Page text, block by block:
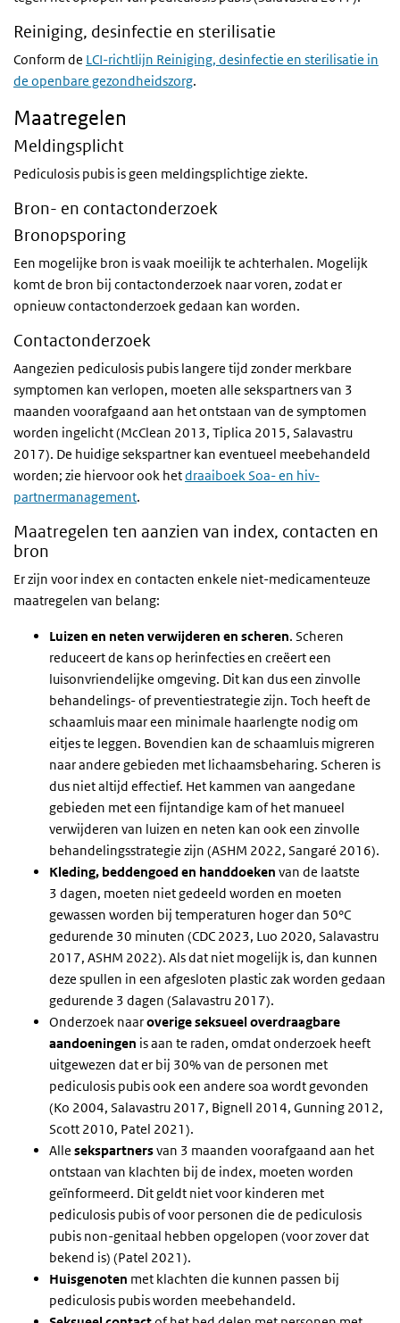
Reiniging, desinfectie en sterilisatie
Conform de LCI-richtlijn Reiniging, desinfectie en sterilisatie in
de openbare gezondheidszorg.
Maatregelen
Meldingsplicht
Pediculosis pubis is geen meldingsplichtige ziekte.
Bron- en contactonderzoek
Bronopsporing
Een mogelijke bron is vaak moeilijk te achterhalen. Mogelijk
komt de bron bij contactonderzoek naar voren, zodat er
opnieuw contactonderzoek gedaan kan worden.
Contactonderzoek
Aangezien pediculosis pubis langere tijd zonder merkbare
symptomen kan verlopen, moeten alle sekspartners van 3
maanden voorafgaand aan het ontstaan van de symptomen
worden ingelicht (McClean 2013, Tiplica 2015, Salavastru
2017). De huidige sekspartner kan eventueel meebehandeld
worden; zie hiervoor ook hetdraaiboek Soa- en hiv-
partnermanagement.
Maatregelen ten aanzien van index, contacten en
bron
Er zijn voor index en contacten enkele niet-medicamenteuze
maatregelen van belang:
Luizen en neten verwijderen en scheren. Scheren
reduceert de kans op herinfecties en creëert een
luisonvriendelijke omgeving. Dit kan dus een zinvolle
behandelings- of preventiestrategie zijn. Toch heeft de
schaamluis maar een minimale haarlengte nodig om
eitjes te leggen. Bovendien kan de schaamluis migreren
naar andere gebieden met lichaamsbeharing. Scheren is
dus niet altijd effectief. Het kammen van aangedane
gebieden met een fijntandige kam of het manueel
verwijderen van luizen en neten kan ook een zinvolle
behandelingsstrategie zijn (ASHM 2022, Sangaré 2016).
Kleding, beddengoed en handdoeken van de laatste
3 dagen, moeten niet gedeeld worden en moeten
gewassen worden bij temperaturen hoger dan 50°C
gedurende 30 minuten (CDC 2023, Luo 2020, Salavastru
2017, ASHM 2022). Als dat niet mogelijk is, dan kunnen
deze spullen in een afgesloten plastic zak worden gedaan
gedurende 3 dagen (Salavastru 2017).
Onderzoek naaroverige seksueel overdraagbare
aandoeningen is aan te raden, omdat onderzoek heeft
uitgewezen dat er bij 30% van de personen met
pediculosis pubis ook een andere soa wordt gevonden
(Ko 2004, Salavastru 2017, Bignell 2014, Gunning 2012,
Scott 2010, Patel 2021).
Alle sekspartnersvan 3 maanden voorafgaand aan het
ontstaan van klachten bij de index, moeten worden
geïnformeerd. Dit geldt niet voor kinderen met
pediculosis pubis of voor personen die de pediculosis
pubis non-genitaal hebben opgelopen (voor zover dat
bekend is) (Patel 2021).
Huisgenoten met klachten die kunnen passen bij
pediculosis pubis worden meebehandeld.